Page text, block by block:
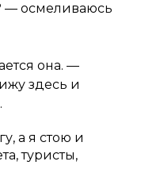
— осмеливаюсь
она. —
здесь и
а я стою и
туристы,